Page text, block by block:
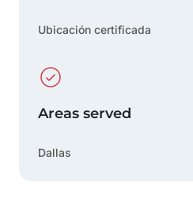
Ubicación certificada
Areas served
Dallas